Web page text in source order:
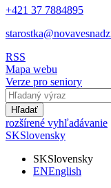
+421 37 7884895
RSS
Mapa webu
Verze pro seniory
Hľadať
rozšírené vyhľadávanie
SKSlovensky
SKSlovensky
ENEnglish